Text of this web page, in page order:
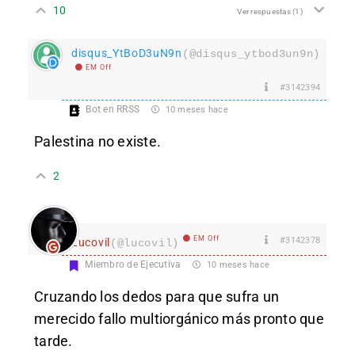
10 Ver respuestas(1)
disqus_YtBoD3uN9n (@disqus_ytbod3un9n)
EM Off
#3142394
Bot en RRSS 10 meses hace
Palestina no existe.
2
Lucovil(@lucovil) EM Off #3142378
Miembro de Ejecutiva 10 meses hace
Cruzando los dedos para que sufra un
merecido fallo multiorgánico más pronto que
tarde.